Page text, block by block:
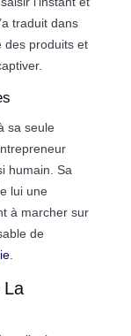
traduit dans
des produits et
sa seule
humain. Sa
lui une
à marcher sur
de
.
La